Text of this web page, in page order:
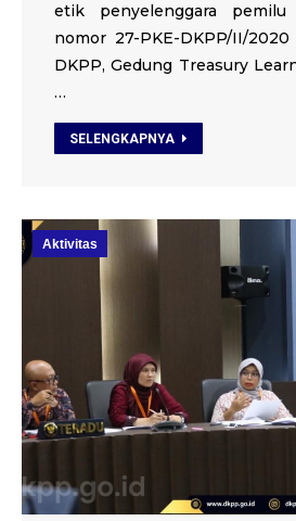
etik penyelenggara pemilu
nomor 27-PKE-DKPP/II/
DKPP, Gedung Treasury
…
SELENGKAPNYA
Aktivitas